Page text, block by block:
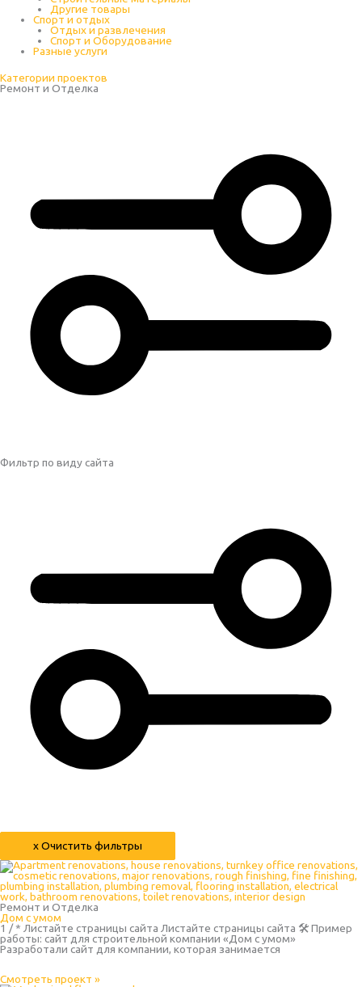
Другие товары
Спорт и отдых
Отдых и развлечения
Спорт и Оборудование
Разные услуги
Категории проектов
Ремонт и Отделка
Фильтр по виду сайта
х Очистить фильтры
Ремонт и Отделка
Дом с умом
1 / * Листайте страницы сайта Листайте страницы сайта 🛠 Пример
работы: сайт для строительной компании «Дом с умом»
Разработали сайт для компании, которая занимается
Смотреть проект »